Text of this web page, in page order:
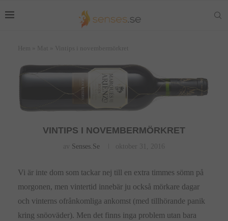
Hem » Mat » Vintips i novembermörkret
VINTIPS I NOVEMBERMÖRKRET
av Senses.se oktober 31, 2016
Vi är inte dom som tackar nej till en extra timmes sömn på
morgonen, men vintertid innebär ju också mörkare dagar
och vinterns ofrånkomliga ankomst (med tillhörande panik
kring snöoväder). Men det finns inga problem utan bara